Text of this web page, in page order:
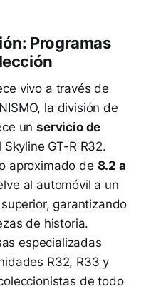
Programas
vivo a través de
la división de
unservicio de
Skyline GT-R R32.
aproximado de 8.2 a
al automóvil a un
garantizando
de historia.
especializadas
R32, R33 y
de todo